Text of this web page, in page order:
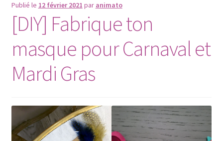
Publié le 12 février 2021 par animato
[DIY] Fabrique ton
masque pour Carnaval et
Mardi Gras